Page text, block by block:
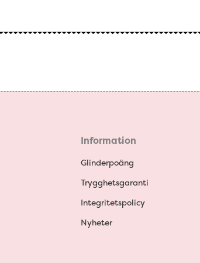
Information
Glinderpoäng
Trygghetsgaranti
Integritetspolicy
Nyheter